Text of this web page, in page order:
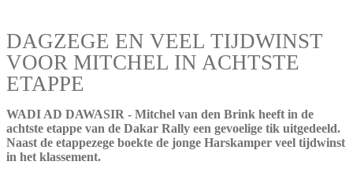
DAGZEGE EN VEEL TIJDWINST
VOOR MITCHEL IN ACHTSTE
ETAPPE
WADI AD DAWASIR - Mitchel van den Brink heeft in de
achtste etappe van de Dakar Rally een gevoelige tik uitgedeeld.
Naast de etappezege boekte de jonge Harskamper veel tijdwinst
in het klassement.